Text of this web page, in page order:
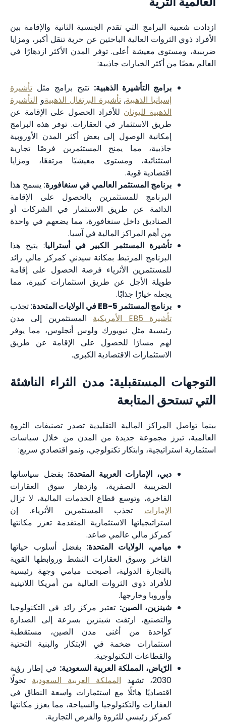
ازدادت شعبية البرامج التي تقدم الجنسية الثانية والإقامة بين
الأفراد ذوي الثروات العالية الباحثين عن حرية تنقل أكبر، ومزايا
ضريبية، ومستوى معيشة أعلى. توفر المدن الأكثر ازدهارًا في
العالم بعضًا من أكثر الخيارات جاذبية:
برامج التأشيرة الذهبية: تتيح برامج مثل تأشيرة
إسبانيا الذهبية, تأشيرة البرتغال الذهبيةو التأشيرة
الذهبية لليونان للأفراد الحصول على الإقامة عن
طريق الاستثمار في العقارات. توفر هذه البرامج
إمكانية الوصول إلى بعض أكثر المدن الأوروبية
جاذبية، مما يمنح المستثمرين فرصًا تجارية
استثنائية، ومستوى معيشيًا مرتفعًا، ومزايا
اقتصادية قوية.
برنامج المستثمر العالمي في سنغافورة: يسمح هذا
البرنامج للمستثمرين بالحصول على الإقامة
الدائمة عن طريق الاستثمار في الشركات أو
الصناديق داخل سنغافورة، مما يضعهم في واحدة
من أهم المراكز المالية في آسيا.
تأشيرة المستثمر الكبير في أستراليا: يتيح هذا
البرنامج المرتبط بمكانة سيدني كمركز مالي رائد
للمستثمرين الأثرياء فرصة الحصول على إقامة
طويلة الأجل عن طريق استثمارات كبيرة، مما
يجعله خيارًا جذابًا.
برنامج المستثمر EB-5 في الولايات المتحدة
: تجذب
تأشيرة EB5 الأمريكية
المستثمرين إلى مدن
رئيسية مثل نيويورك ولوس أنجلوس، مما يوفر
لهم مسارًا للحصول على الإقامة عن طريق
الاستثمارات الاقتصادية الكبرى.
التوجهات المستقبلية: مدن الثراء الناشئة
التي تستحق المتابعة
بينما تواصل المراكز المالية التقليدية تصدر تصنيفات الثروة
العالمية، تبرز مجموعة جديدة من المدن من خلال سياسات
استثمارية استراتيجية، وابتكار تكنولوجي، ونمو اقتصادي سريع:
دبي، الإمارات العربية المتحدة: بفضل سياساتها
الضريبية الصفرية، وازدهار سوق العقارات
الفاخرة، وتوسع قطاع الخدمات المالية، لا تزال
الإمارات تجذب المستثمرين الأثرياء. إن
استراتيجياتها الاستثمارية المتقدمة تعزز مكانتها
كمركز مالي عالمي صاعد.
ميامي، الولايات المتحدة: بفضل أسلوب حياتها
الفاخر وسوق العقارات النشط وروابطها القوية
بالتجارة الدولية، أصبحت ميامي وجهة رئيسية
للأفراد ذوي الثروات العالية من أمريكا اللاتينية
وأوروبا وخارجها.
شينزين، الصين: تعتبر مركز رائد في التكنولوجيا
والتصنيع، ارتقت شينزين بسرعة إلى الصدارة
كواحدة من أغنى مدن الصين، مستقطبة
استثمارات ضخمة في الابتكار والبنية التحتية
والقطاعات التكنولوجية.
الرّياض، المملكة العربية السعودية: في إطار رؤية
2030، تشهد
المملكة العربية السعودية تحولًا
اقتصاديًا هائلًا مع استثمارات واسعة النطاق في
العقارات والتكنولوجيا والسياحة، مما يعزز مكانتها
كمركز رئيسي للثروة والفرص التجارية.